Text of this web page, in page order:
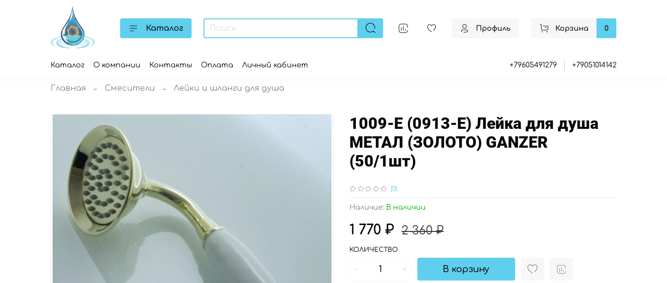
Каталог Профиль Корзина 0
Каталог О компании Контакты Оплата Личный кабинет +79605491279 +79051014142
Главная Смесители Лейки и шланги для душа
(0)
Наличие: В наличии
1009-Е (0913-E) Лейка для душа
МЕТАЛ (ЗОЛОТО) GANZER
(50/1шт)
1 770 ₽ 2 360 ₽
КОЛИЧЕСТВО
В корзину